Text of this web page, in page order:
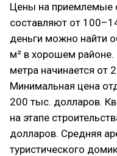
Цены на приемлемые
составляют от
деньги можно найти
м² в хорошем районе.
метра начинается от
Минимальная цена
200 тыс. долларов.
на этапе
долларов. Средняя
туристического